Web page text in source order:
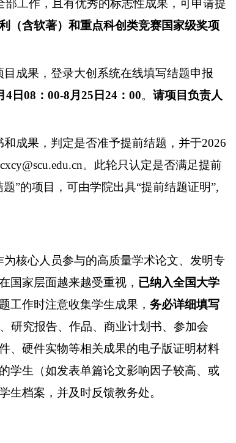
工作，且有优秀的标志性成果，可申请提
（含软著）和重点科创类竞赛国家级奖项
成果，登录大创系统在线填写结题申报
4 日08 ： 00-8月 25 日24 ： 00。 请项目负责人
成果，判定是否准予提前结题，并于2026
cxcy@scu.edu.cn。此轮只认定是否满足提前
题”的项目，可由学院出具“提前结题证明”,
为核心人员参与的高质量学术论文、发明专
国家层面越来越受重视， 已纳入全国大学
工作时注意收集学生成果， 务必详细填写
研究报告、作品、商业计划书、参加会
、硬件实物等相关成果的电子版证明材料
学生（如发表单篇论文影响因子较高、或
生档案，并及时反馈教务处。